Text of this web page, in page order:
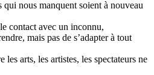
qui nous manquent soient à nouveau
contact avec un inconnu,
mais pas de s’adapter à tout
arts, les artistes, les spectateurs ne